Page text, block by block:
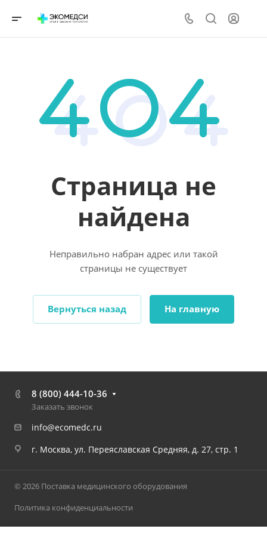
Страница не
найдена
Неправильно набран адрес или такой
страницы не существует
Вернуться назад На главную
8 (800) 444-10-36
Заказать звонок
info@ecomedc.ru
г. Москва, ул. Переяславская Средняя, д. 27, стр. 1
© 2026 Поставка медицинского оборудования
Политика конфиденциальности